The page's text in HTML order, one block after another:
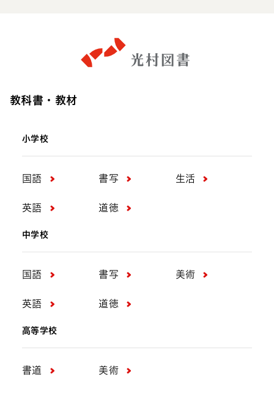
教科書・教材
小学校
国語 書写 生活
英語 道徳
中学校
国語 書写 美術
英語 道徳
高等学校
書道 美術